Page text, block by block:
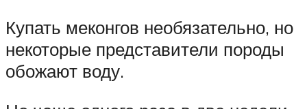
Купать меконгов необязательно, но
некоторые представители породы
обожают воду.